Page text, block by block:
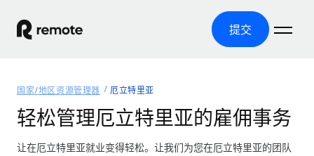
提交
产品
全球招聘
国家/地区资源管理器 厄立特里亚
轻松管理厄立特里亚的雇佣事务
让在厄立特里亚就业变得轻松。让我们为您在厄立特里亚的团队